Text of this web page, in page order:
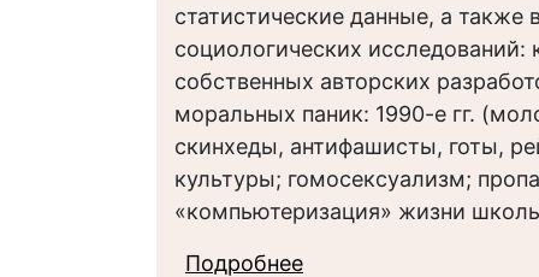
статистические данные, а также
социологических исследований:
собственных авторских
моральных паник: 1990-е гг.
скинхеды, антифашисты, готы,
культуры; гомосексуализм;
«компьютеризация» жизни
Подробнее